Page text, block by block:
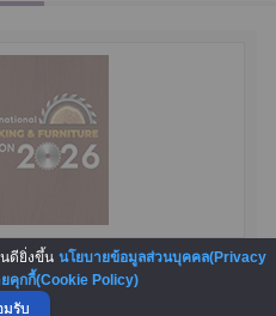
Woodworking
นดียิ่งขึ้น นโยบายข้อมูลส่วนบุคคล(Privacy
คุกกี้(Cookie Policy)
มรับ